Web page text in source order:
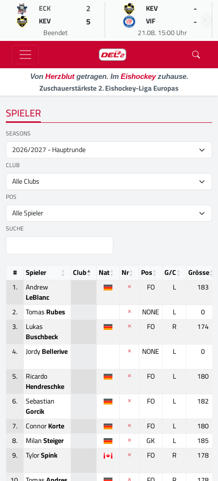
ECK 2
KEV 5
Beendet
KEV -
VIF -
21.08. 15:00 Uhr
Von Herzblutgetragen. Im Eishockeyzuhause.
Zuschauerstärkste 2. Eishockey-Liga Europas
SPIELER
SEASONS
CLUB
POS
SUCHE
# Spieler Club Nat Nr Pos G/C
Grösse
1.
Andrew
LeBlanc
FO L
183
2.
TomasRubes NONE L
0
3.
Lukas
Buschbeck
FO R
174
4.
JordyBellerive NONE L
0
5.
Ricardo
Hendreschke
FO L
180
6.
Sebastian
Gorcik
FO L
182
7.
ConnorKorte FO L
180
8.
MilanSteiger GK L
185
9.
TylorSpink FO R
178